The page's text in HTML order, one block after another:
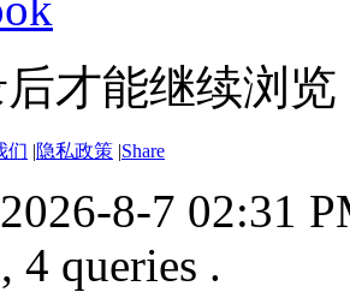
才能继续浏览
们 |隐私政策 |Share
8-7 02:31
4 queries .